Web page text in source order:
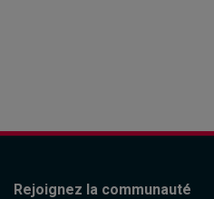
Rejoignez la communauté